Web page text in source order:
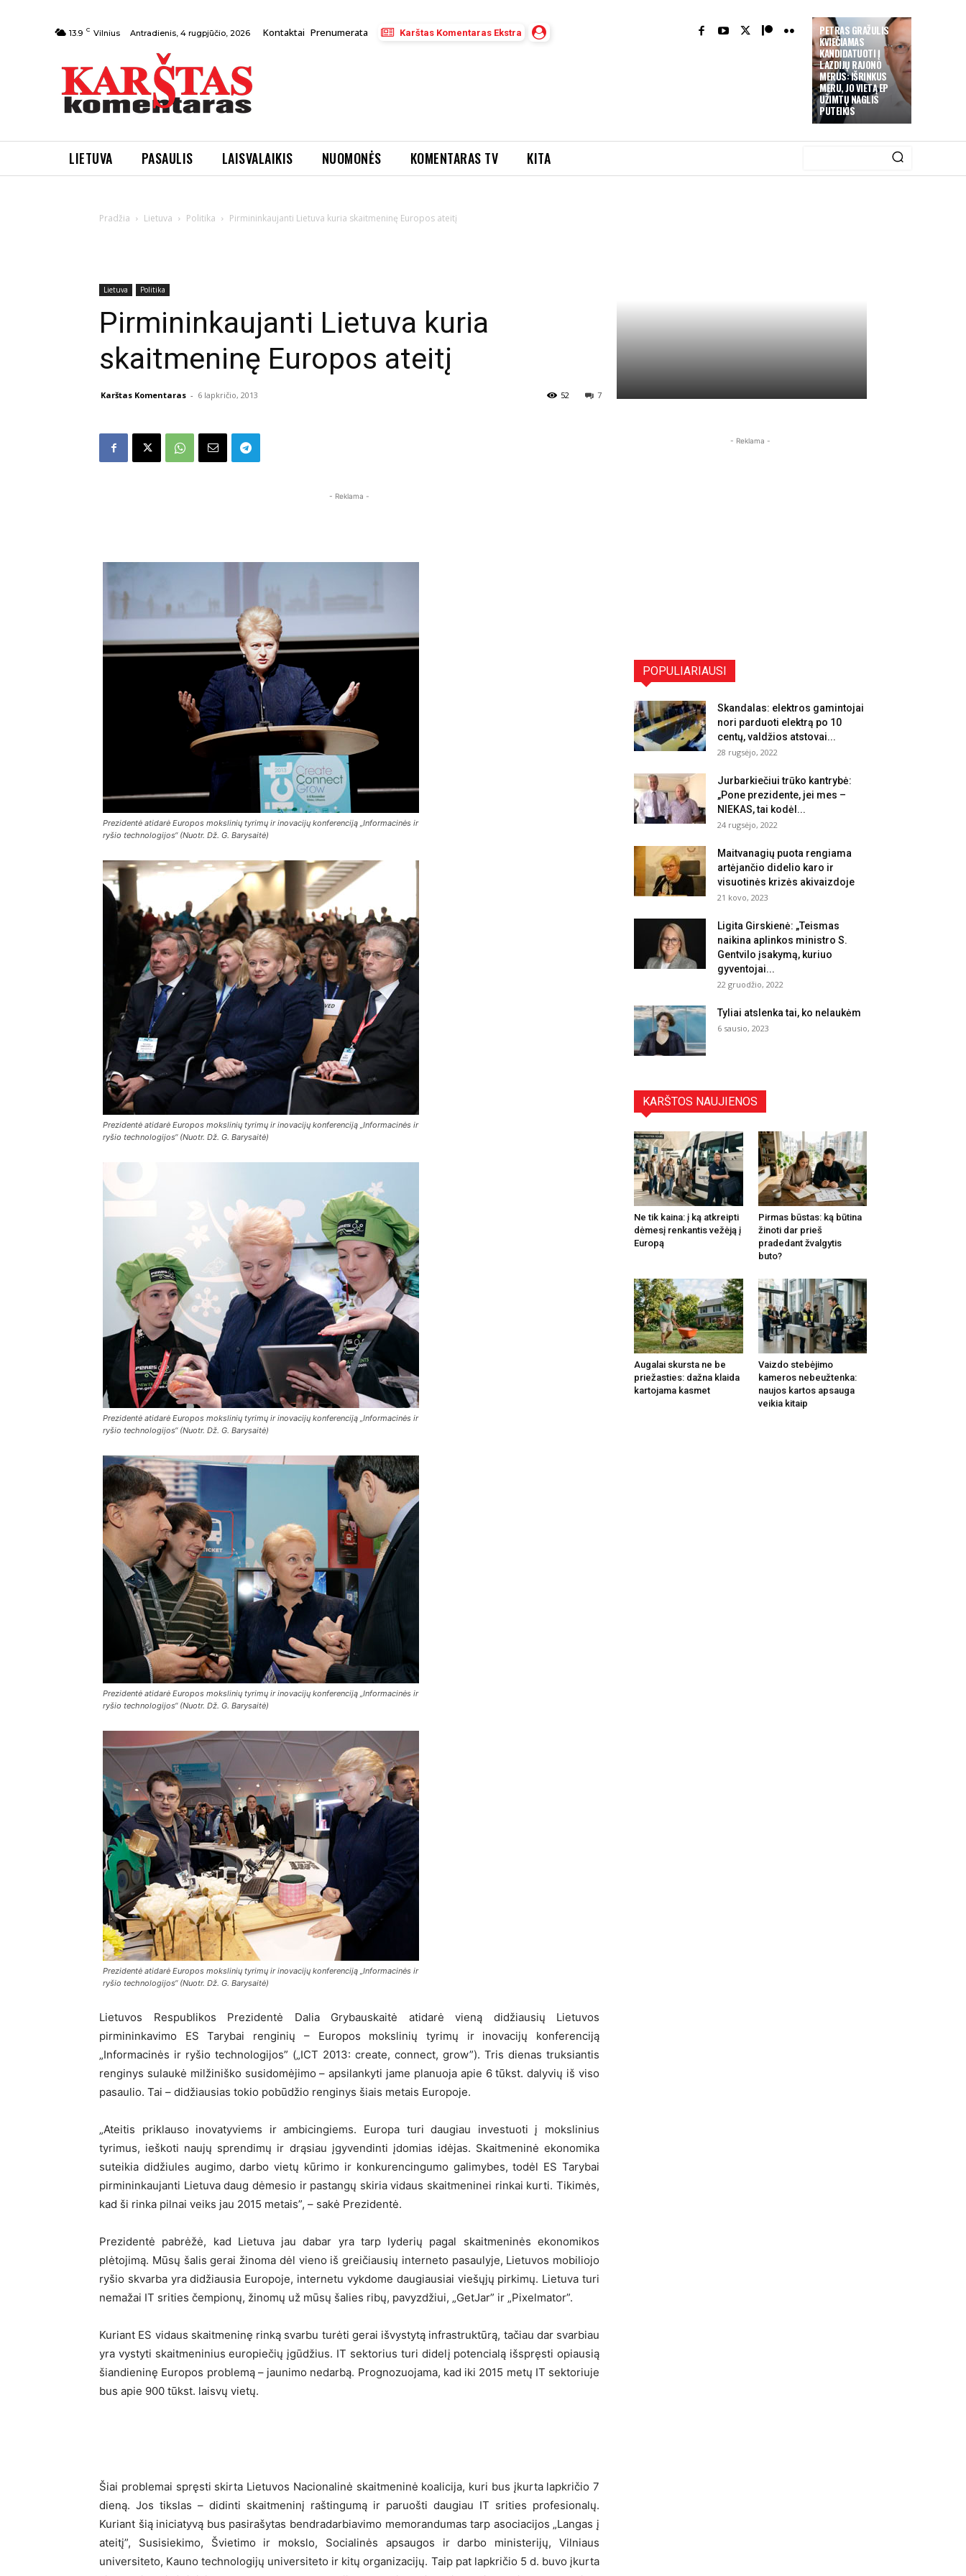
PETRAS GRAŽULIS
KVIEČIAMAS
KANDIDATUOTI Į
LAZDIJŲ RAJONO
MERUS: IŠRINKUS
MERU, JO VIETĄ EP
UŽIMTŲ NAGLIS
PUTEIKIS
13.9 C Vilnius Antradienis, 4 rugpjūčio, 2026 Kontaktai Prenumerata Karštas Komentaras Ekstra
LIETUVA PASAULIS LAISVALAIKIS NUOMONĖS KOMENTARAS TV KITA
Pradžia Lietuva Politika Pirmininkaujanti Lietuva kuria skaitmeninę Europos ateitį
Lietuva Politika
Pirmininkaujanti Lietuva kuria
skaitmeninę Europos ateitį
Karštas Komentaras - 6 lapkričio, 2013 7
52
- Reklama -
Prezidentė atidarė Europos mokslinių tyrimų ir inovacijų konferenciją „Informacinės ir
ryšio technologijos“ (Nuotr. Dž. G. Barysaitė)
Prezidentė atidarė Europos mokslinių tyrimų ir inovacijų konferenciją „Informacinės ir
ryšio technologijos“ (Nuotr. Dž. G. Barysaitė)
Prezidentė atidarė Europos mokslinių tyrimų ir inovacijų konferenciją „Informacinės ir
ryšio technologijos“ (Nuotr. Dž. G. Barysaitė)
Prezidentė atidarė Europos mokslinių tyrimų ir inovacijų konferenciją „Informacinės ir
ryšio technologijos“ (Nuotr. Dž. G. Barysaitė)
Prezidentė atidarė Europos mokslinių tyrimų ir inovacijų konferenciją „Informacinės ir
ryšio technologijos“ (Nuotr. Dž. G. Barysaitė)
Lietuvos Respublikos Prezidentė Dalia Grybauskaitė atidarė vieną didžiausių Lietuvos
pirmininkavimo ES Tarybai renginių – Europos mokslinių tyrimų ir inovacijų konferenciją
„Informacinės ir ryšio technologijos” („ICT 2013: create, connect, grow”). Tris dienas truksiantis
renginys sulaukė milžiniško susidomėjimo – apsilankyti jame planuoja apie 6 tūkst. dalyvių iš viso
pasaulio. Tai – didžiausias tokio pobūdžio renginys šiais metais Europoje.
„Ateitis priklauso inovatyviems ir ambicingiems. Europa turi daugiau investuoti į mokslinius
tyrimus, ieškoti naujų sprendimų ir drąsiau įgyvendinti įdomias idėjas. Skaitmeninė ekonomika
suteikia didžiules augimo, darbo vietų kūrimo ir konkurencingumo galimybes, todėl ES Tarybai
pirmininkaujanti Lietuva daug dėmesio ir pastangų skiria vidaus skaitmeninei rinkai kurti. Tikimės,
kad ši rinka pilnai veiks jau 2015 metais”, – sakė Prezidentė.
Prezidentė pabrėžė, kad Lietuva jau dabar yra tarp lyderių pagal skaitmeninės ekonomikos
plėtojimą. Mūsų šalis gerai žinoma dėl vieno iš greičiausių interneto pasaulyje, Lietuvos mobiliojo
ryšio skvarba yra didžiausia Europoje, internetu vykdome daugiausiai viešųjų pirkimų. Lietuva turi
nemažai IT srities čempionų, žinomų už mūsų šalies ribų, pavyzdžiui, „GetJar” ir „Pixelmator”.
Kuriant ES vidaus skaitmeninę rinką svarbu turėti gerai išvystytą infrastruktūrą, tačiau dar svarbiau
yra vystyti skaitmeninius europiečių įgūdžius. IT sektorius turi didelį potencialą išspręsti opiausią
šiandieninę Europos problemą – jaunimo nedarbą. Prognozuojama, kad iki 2015 metų IT sektoriuje
bus apie 900 tūkst. laisvų vietų.
Šiai problemai spręsti skirta Lietuvos Nacionalinė skaitmeninė koalicija, kuri bus įkurta lapkričio 7
dieną. Jos tikslas – didinti skaitmeninį raštingumą ir paruošti daugiau IT srities profesionalų.
Kuriant šią iniciatyvą bus pasirašytas bendradarbiavimo memorandumas tarp asociacijos „Langas į
ateitį”, Susisiekimo, Švietimo ir mokslo, Socialinės apsaugos ir darbo ministerijų, Vilniaus
universiteto, Kauno technologijų universiteto ir kitų organizacijų. Taip pat lapkričio 5 d. buvo įkurta
- Reklama -
POPULIARIAUSI
Skandalas: elektros gamintojai
nori parduoti elektrą po 10
centų, valdžios atstovai...
28 rugsėjo, 2022
Jurbarkiečiui trūko kantrybė:
„Pone prezidente, jei mes –
NIEKAS, tai kodėl...
24 rugsėjo, 2022
Maitvanagių puota rengiama
artėjančio didelio karo ir
visuotinės krizės akivaizdoje
21 kovo, 2023
Ligita Girskienė: „Teismas
naikina aplinkos ministro S.
Gentvilo įsakymą, kuriuo
gyventojai...
22 gruodžio, 2022
Tyliai atslenka tai, ko nelaukėm
6 sausio, 2023
KARŠTOS NAUJIENOS
Ne tik kaina: į ką atkreipti
dėmesį renkantis vežėją į
Europą
Pirmas būstas: ką būtina
žinoti dar prieš
pradedant žvalgytis
buto?
Augalai skursta ne be
priežasties: dažna klaida
kartojama kasmet
Vaizdo stebėjimo
kameros nebeužtenka:
naujos kartos apsauga
veikia kitaip